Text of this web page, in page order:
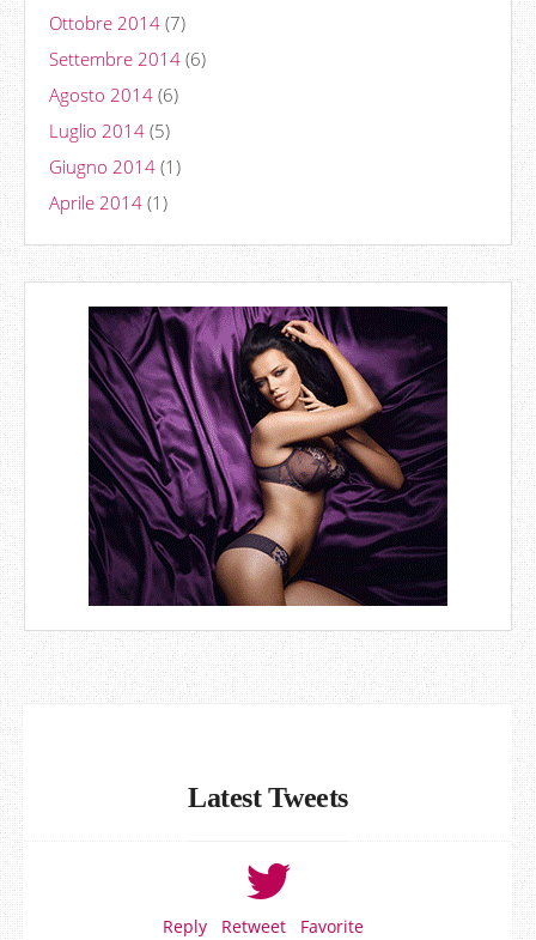
Ottobre 2014 (7)
Settembre 2014 (6)
Agosto 2014 (6)
Luglio 2014 (5)
Giugno 2014 (1)
Aprile 2014 (1)
Latest Tweets
Reply Retweet Favorite